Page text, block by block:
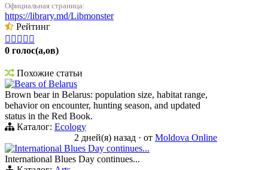
Официальная страница:
https://library.md/Libmonster
Рейтинг
    
0 голос(а,ов)
Похожие статьи
Bears of Belarus
Brown bear in Belarus: population size, habitat range,
behavior on encounter, hunting season, and updated
status in the Red Book.
Каталог: Ecology
2 дней(я) назад · от Moldova Online
International Blues Day continues...
International Blues Day continues...